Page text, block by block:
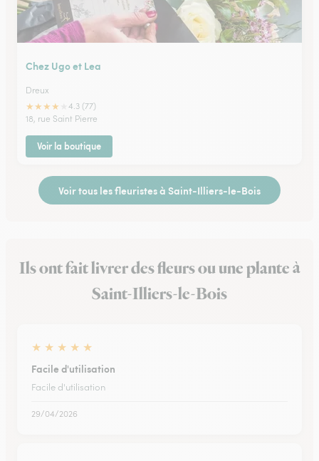
Chez Ugo et Lea
Dreux
★★★★
4.3 (77)
18, rue Saint Pierre
Voir la boutique
Voir tous les fleuristes à Saint-Illiers-le-Bois
Ils ont fait livrer des fleurs ou une plante à
Saint-Illiers-le-Bois
★ ★ ★ ★ ★
Facile d'utilisation
Facile d'utilisation
29/04/2026